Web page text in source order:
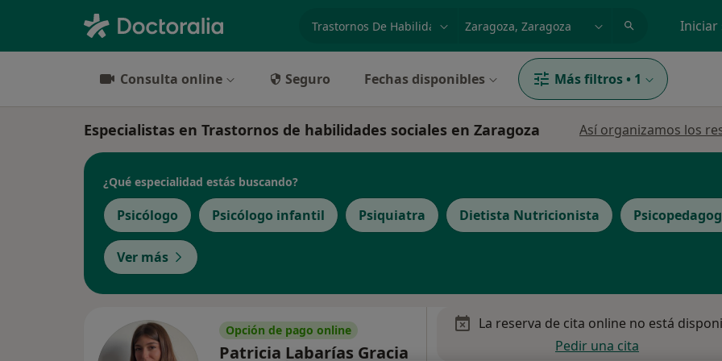
Iniciar
Consulta online Seguro Fechas disponibles Más filtros • 1
Especialistas en Trastornos de habilidades sociales en Zaragoza Así organizamos los
¿Qué especialidad estás buscando?
Psicólogo Psicólogo infantil Psiquiatra Dietista Nutricionista
Ver más
Opción de pago online
Patricia Labarías Gracia
La reserva de cita online no está
Pedir una cita